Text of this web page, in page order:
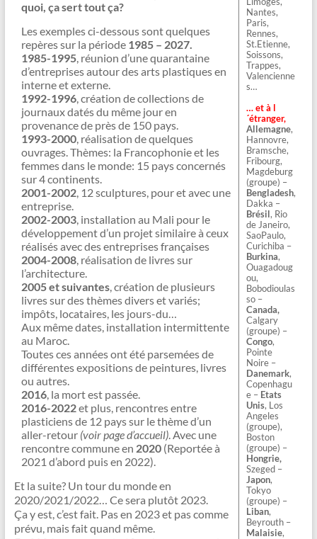
Nantes,
Paris,
Rennes,
St.Etienne,
Soissons,
Trappes,
Valencienne
s…
… et à l
´étranger,
Allemagne,
Hannovre,
Bramsche,
Fribourg,
Magdeburg
(groupe) –
Bengladesh,
Dakka –
Brésil, Rio
de Janeiro,
SaoPaulo,
Curichiba –
Burkina,
Ouagadoug
ou,
Bobodioulas
so –
Canada,
Calgary
(groupe) –
Congo,
Pointe
Noire –
Danemark,
Copenhagu
e – Etats
Unis, Los
Angeles
(groupe),
Boston
(groupe) –
Hongrie,
Szeged –
Japon,
Tokyo
(groupe) –
Liban,
Beyrouth –
Malaisie,
quoi, ça sert tout ça?
Les exemples ci-dessous sont quelques
repères sur la période 1985 – 2027.
1985-1995, réunion d’une quarantaine
d’entreprises autour des arts plastiques en
interne et externe.
1992-1996, création de collections de
journaux datés du même jour en
provenance de près de 150 pays.
1993-2000, réalisation de quelques
ouvrages. Thèmes: la Francophonie et les
femmes dans le monde: 15 pays concernés
sur 4 continents.
2001-2002, 12 sculptures, pour et avec une
entreprise.
2002-2003, installation au Mali pour le
développement d’un projet similaire à ceux
réalisés avec des entreprises françaises
2004-2008, réalisation de livres sur
l’architecture.
2005 et suivantes, création de plusieurs
livres sur des thèmes divers et variés;
impôts, locataires, les jours-du…
Aux même dates, installation intermittente
au Maroc.
Toutes ces années ont été parsemées de
différentes expositions de peintures, livres
ou autres.
2016, la mort est passée.
2016-2022et plus, rencontres entre
plasticiens de 12 pays sur le thème d’un
aller-retour (voir page d’accueil). Avec une
rencontre commune en 2020(Reportée à
2021 d’abord puis en 2022).
Et la suite? Un tour du monde en
2020/2021/2022… Ce sera plutôt 2023.
Ça y est, c’est fait. Pas en 2023 et pas comme
prévu, mais fait quand même.